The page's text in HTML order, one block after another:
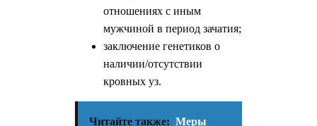
отношениях с иным
мужчиной в период зачатия;
заключение генетиков о
наличии/отсутствии
кровных уз.
Читайте также: Меры